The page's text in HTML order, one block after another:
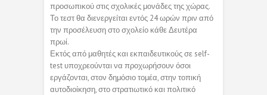
προσωπικού στις σχολικές μονάδες της χώρας.
Το τεστ θα διενεργείται εντός 24 ωρών πριν από
την προσέλευση στο σχολείο κάθε Δευτέρα
πρωί.
Εκτός από μαθητές και εκπαιδευτικούς σε self-
test υποχρεούνται να προχωρήσουν όσοι
εργάζονται, στον δημόσιο τομέα, στην τοπική
αυτοδιοίκηση, στο στρατιωτικό και πολιτικό